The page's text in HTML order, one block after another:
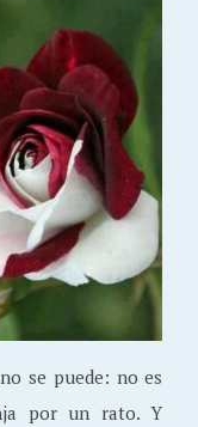
se puede: no es
por un rato. Y